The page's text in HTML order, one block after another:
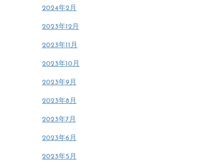
2024年2月
2023年12月
2023年11月
2023年10月
2023年9月
2023年8月
2023年7月
2023年6月
2023年5月